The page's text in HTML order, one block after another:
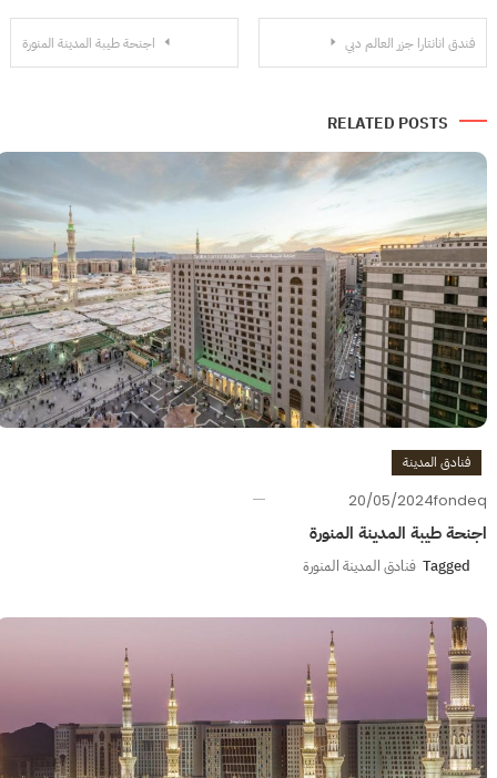
تصفّح
اجنحة طيبة المدينة المنورة فندق انانتارا جزر العالم دبي
RELATED POSTS
فنادق المدينة
20/05/2024fondeq
اجنحة طيبة المدينة المنورة
Tagged فنادق المدينة المنورة